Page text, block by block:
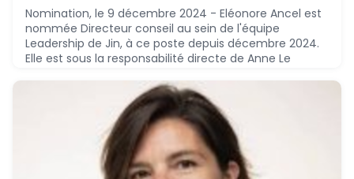
Nomination, le 9 décembre 2024 - Eléonore Ancel est
nommée Directeur conseil au sein de l'équipe
Leadership de Jin, à ce poste depuis décembre 2024.
Elle est sous la responsabilité directe de Anne Le
Leadership.Eléonore Ancel, MSc management,
communication et marketing - EM Lyon Business
School (2012), bachelor histoire - Université Paris 1
Panthéon-Sorbonn
December 9, 2024